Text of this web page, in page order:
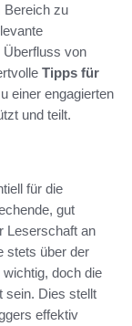
Bereich zu
Überfluss von
Tipps für
einer engagierten
und teilt.
für die
gut
Leserschaft an
stets über der
doch die
sein. Dies stellt
effektiv